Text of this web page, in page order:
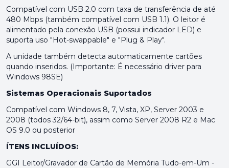
Compatível com USB 2.0 com taxa de transferência de até
480 Mbps (também compatível com USB 1.1). O leitor é
alimentado pela conexão USB (possui indicador LED) e
suporta uso "Hot-swappable" e "Plug & Play".
A unidade também detecta automaticamente cartões
quando inseridos. (Importante: É necessário driver para
Windows 98SE)
Sistemas Operacionais Suportados
Compatível com Windows 8, 7, Vista, XP, Server 2003 e
2008 (todos 32/64-bit), assim como Server 2008 R2 e Mac
OS 9.0 ou posterior
ÍTENS INCLUÍDOS:
GGI Leitor/Gravador de Cartão de Memória Tudo-em-Um -